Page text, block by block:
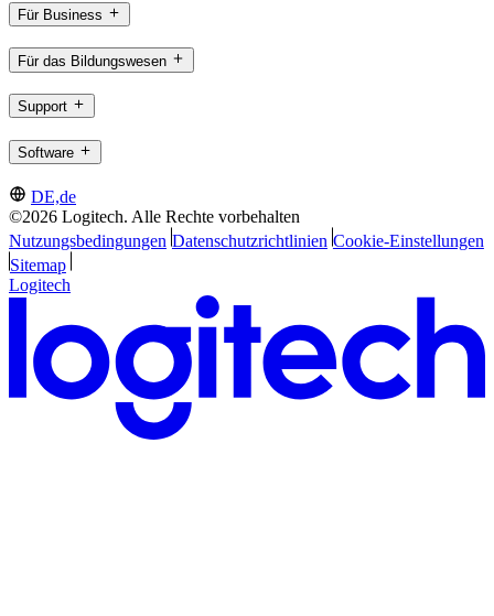
Für Business
Für das Bildungswesen
Support
Software
DE,de
©2026 Logitech. Alle Rechte vorbehalten
Nutzungsbedingungen Datenschutzrichtlinien Cookie-Einstellungen
Sitemap
Logitech